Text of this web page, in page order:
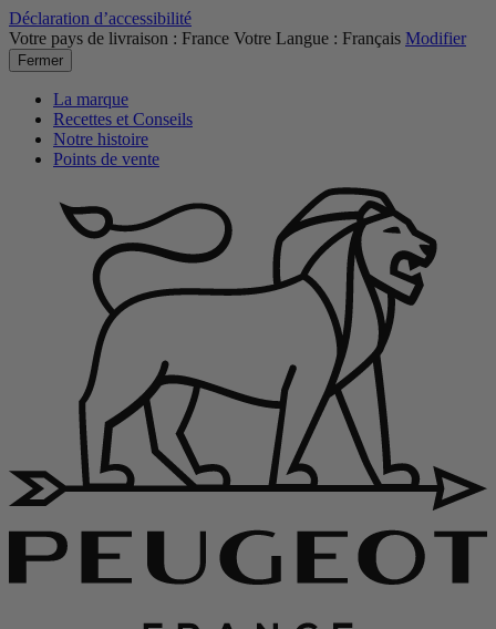
Déclaration d’accessibilité
Votre pays de livraison : France Votre Langue : Français Modifier
Fermer
La marque
Recettes et Conseils
Notre histoire
Points de vente